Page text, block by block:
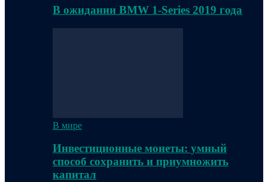
В ожидании BMW 1-Series 2019 года
В мире
Инвестиционные монеты: умный
способ сохранить и приумножить
капитал